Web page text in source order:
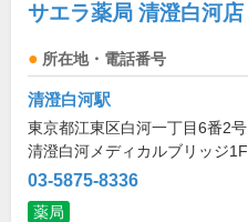
サエラ薬局 清澄白河店
所在地・電話番号
清澄白河駅
東京都江東区白河一丁目6番2号
清澄白河メディカルブリッジ1F
03-5875-8336
薬局